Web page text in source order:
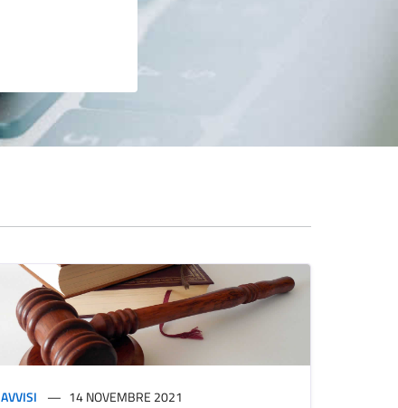
AVVISI 14 NOVEMBRE 2021